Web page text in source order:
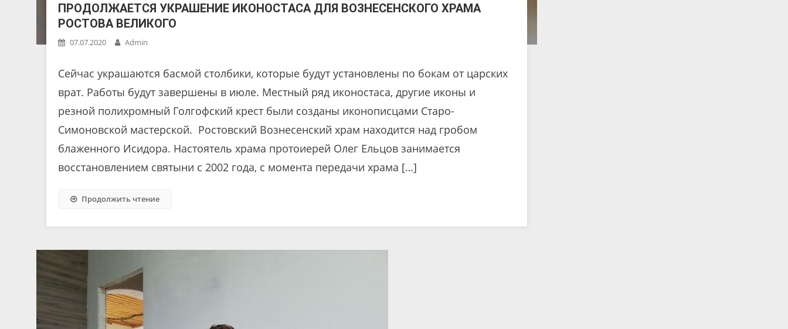
ПРОДОЛЖАЕТСЯ УКРАШЕНИЕ ИКОНОСТАСА ДЛЯ ВОЗНЕСЕНСКОГО ХРАМА
РОСТОВА ВЕЛИКОГО
07.07.2020 Admin
Сейчас украшаются басмой столбики, которые будут установлены по бокам от царских
врат. Работы будут завершены в июле. Местный ряд иконостаса, другие иконы и
резной полихромный Голгофский крест были созданы иконописцами Старо-
Симоновской мастерской. Ростовский Вознесенский храм находится над гробом
блаженного Исидора. Настоятель храма протоиерей Олег Ельцов занимается
восстановлением святыни с 2002 года, с момента передачи храма […]
Продолжить чтение